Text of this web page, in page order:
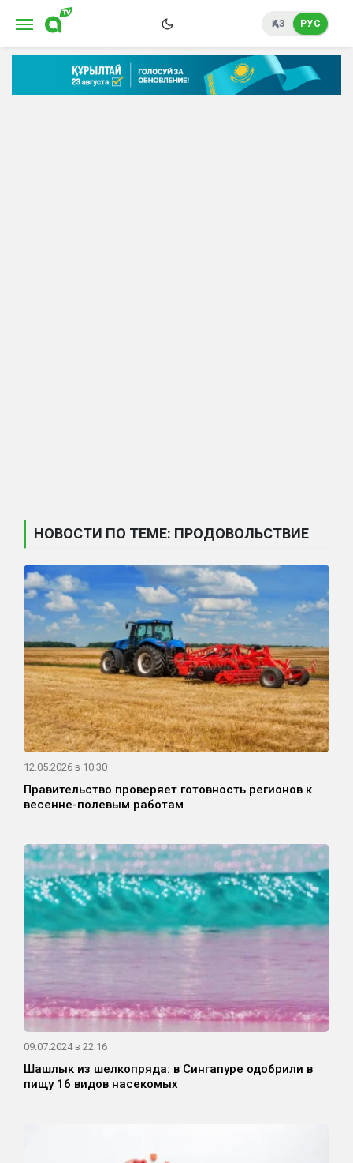
ҚАЗ РУС
НОВОСТИ ПО ТЕМЕ: ПРОДОВОЛЬСТВИЕ
12.05.2026 в 10:30
Правительство проверяет готовность регионов к
весенне-полевым работам
09.07.2024 в 22:16
Шашлык из шелкопряда: в Сингапуре одобрили в
пищу 16 видов насекомых